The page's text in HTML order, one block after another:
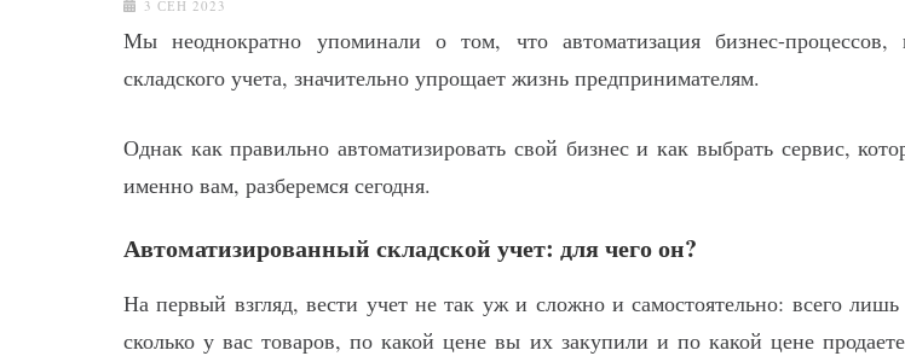
3 СЕН 2023
Мы неоднократно упоминали о том, что автоматизация бизнес-
складского учета, значительно упрощает жизнь предпринимателям.
Однак как правильно автоматизировать свой бизнес и как выбрать сервис,
именно вам, разберемся сегодня.
Автоматизированный складской учет: для чего он?
На первый взгляд, вести учет не так уж и сложно и самостоятельно: всего
сколько у вас товаров, по какой цене вы их закупили и по какой цене